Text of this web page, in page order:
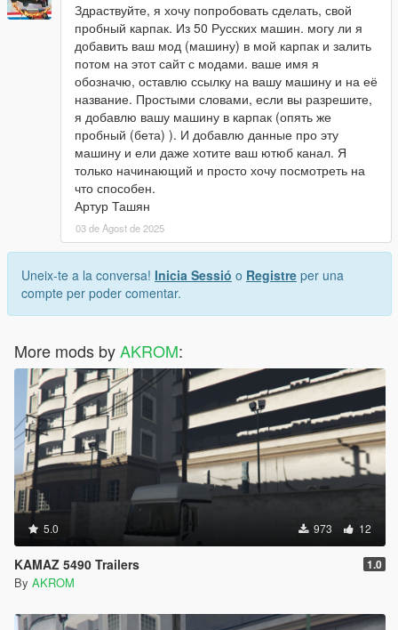
Здраствуйте, я хочу попробовать сделать, свой
пробный карпак. Из 50 Русских машин. могу ли я
добавить ваш мод (машину) в мой карпак и залить
потом на этот сайт с модами. ваше имя я
обозначю, оставлю ссылку на вашу машину и на её
название. Простыми словами, если вы разрешите,
я добавлю вашу машину в карпак (опять же
пробный (бета) ). И добавлю данные про эту
машину и ели даже хотите ваш ютюб канал. Я
только начинающий и просто хочу посмотреть на
что способен.
Артур Ташян
03 de Agost de 2025
Uneix-te a la conversa! Inicia Sessió o Registre per una
compte per poder comentar.
More mods byAKROM:
5.0 973 12
KAMAZ 5490 Trailers 1.0
By AKROM